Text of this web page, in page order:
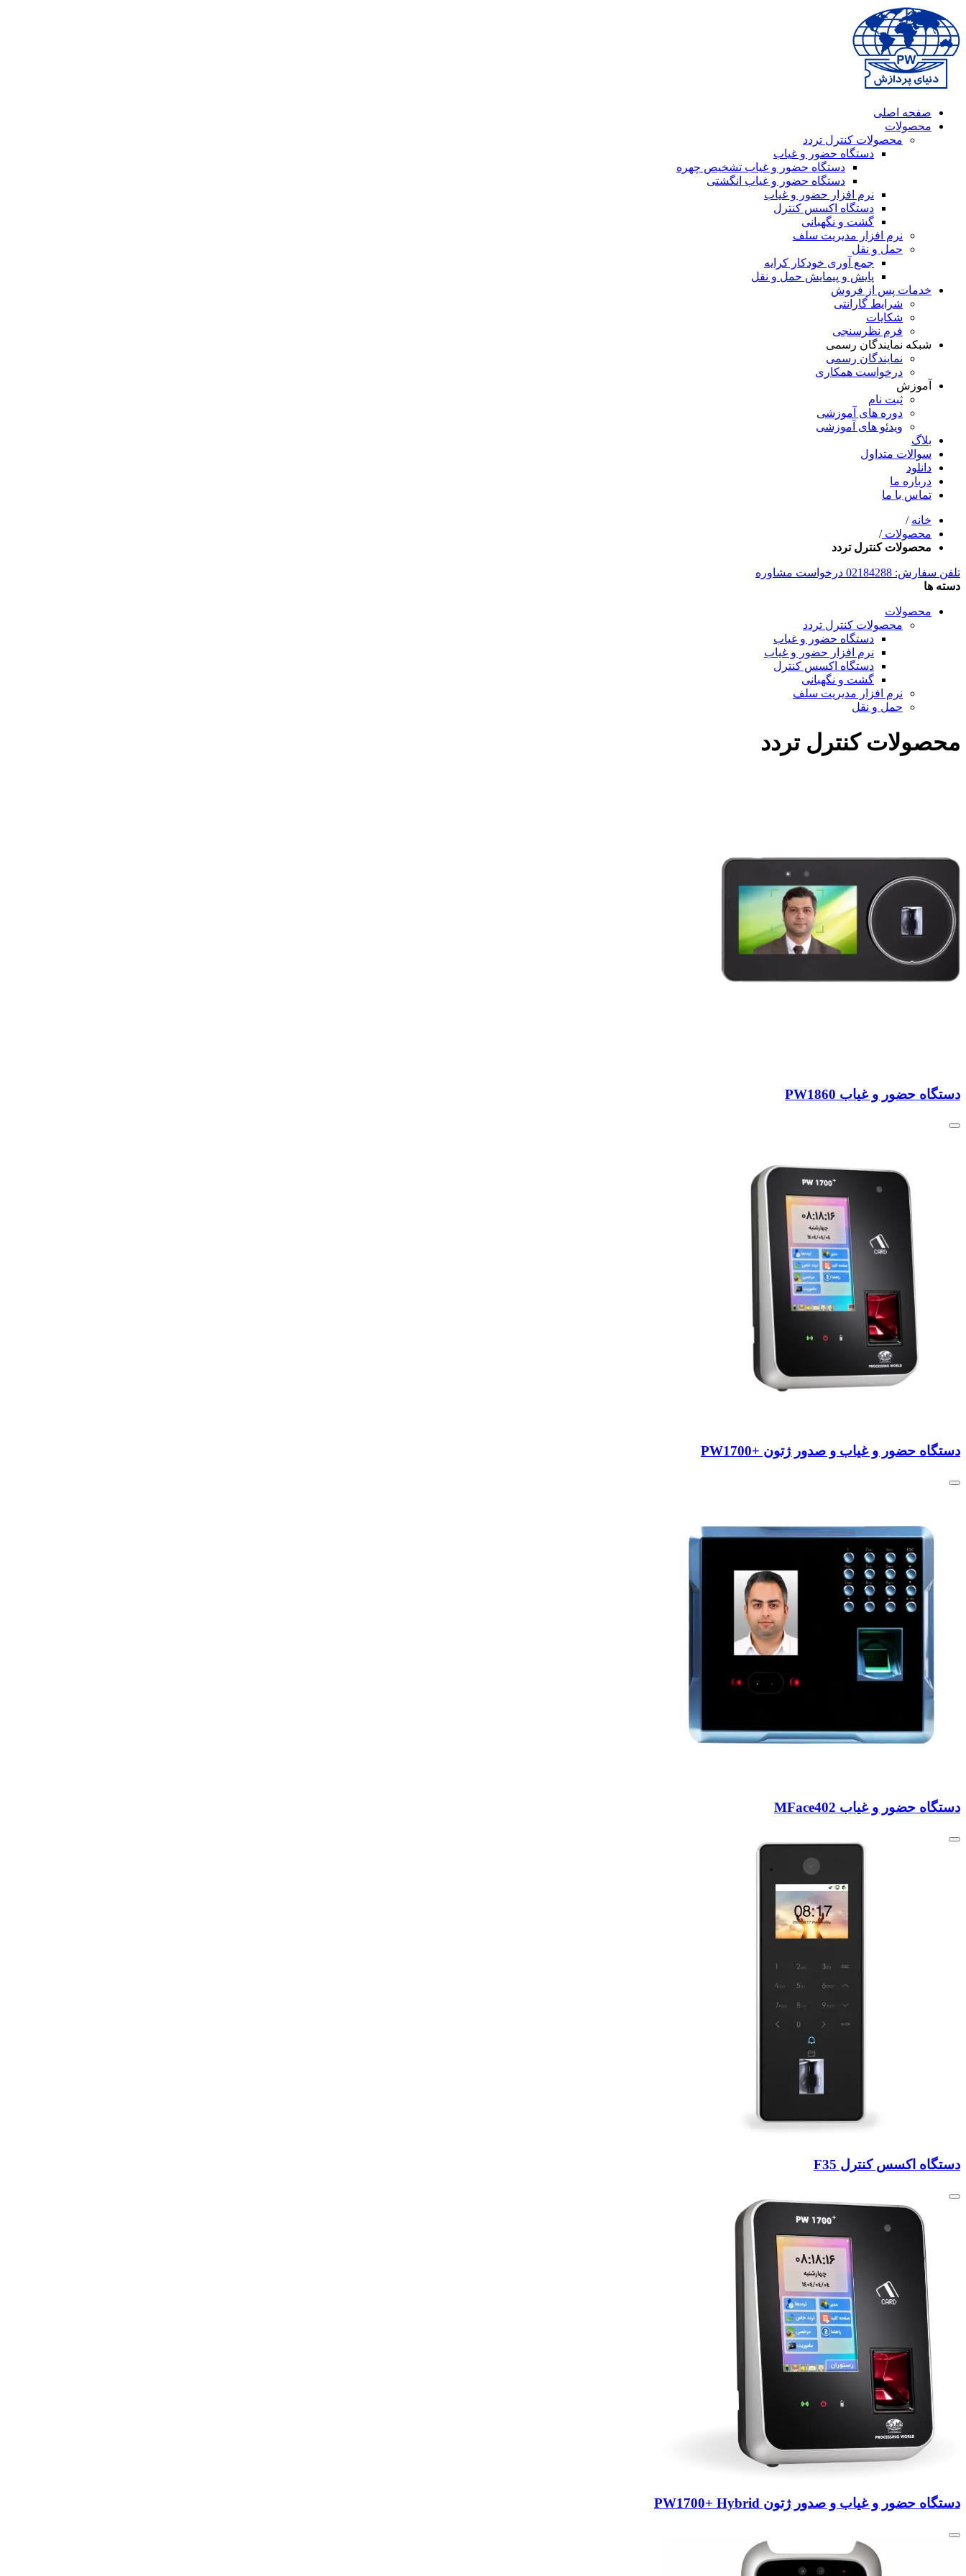
صفحه اصلی
محصولات
محصولات کنترل تردد
دستگاه حضور و غیاب
دستگاه حضور و غیاب تشخیص چهره
دستگاه حضور و غیاب انگشتی
نرم افزار حضور و غیاب
دستگاه اکسس کنترل
گشت و نگهبانی
نرم افزار مدیریت سلف
حمل و نقل
جمع آوری خودکار کرایه
پایش و پیمایش حمل و نقل
خدمات پس از فروش
شرایط گارانتی
شکایات
فرم نظرسنجی
شبکه نمایندگان رسمی
نمایندگان رسمی
درخواست همکاری
آموزش
ثبت نام
دوره های آموزشی
ویدئو های آموزشی
بلاگ
سوالات متداول
دانلود
درباره ما
تماس با ما
خانه /
محصولات /
محصولات کنترل تردد
تلفن سفارش: 02184288
درخواست مشاوره
دسته ها
محصولات
محصولات کنترل تردد
دستگاه حضور و غیاب
نرم افزار حضور و غیاب
دستگاه اکسس کنترل
گشت و نگهبانی
نرم افزار مدیریت سلف
حمل و نقل
محصولات کنترل تردد
دستگاه حضور و غیاب PW1860
دستگاه حضور و غیاب و صدور ژتون +PW1700
دستگاه حضور و غیاب MFace402
دستگاه اکسس کنترل F35
دستگاه حضور و غیاب و صدور ژتون PW1700+ Hybrid